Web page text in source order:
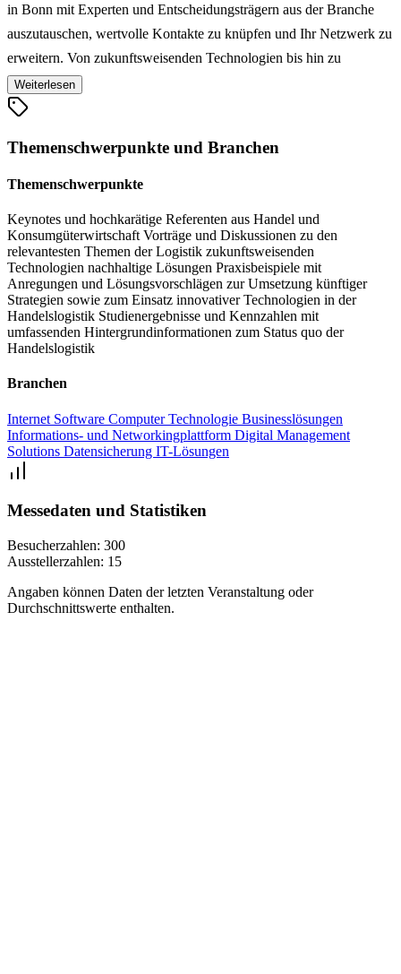
in Bonn mit Experten und Entscheidungsträgern aus der Branche
auszutauschen, wertvolle Kontakte zu knüpfen und Ihr Netzwerk zu
erweitern. Von zukunftsweisenden Technologien bis hin zu
nachhaltigen Lösungen – hier finden Sie Antworten auf die
drängendsten Fragen der Handelslogistik. Werden Sie Teil eines
Entwicklung der Branche stellt. Wir freuen uns darauf, Sie beim
Handelslogistik Kongress in Bonn begrüßen zu dürfen.
Weiterlesen
Themenschwerpunkte und Branchen
Themenschwerpunkte
Keynotes und hochkarätige Referenten aus Handel und
Konsumgüterwirtschaft Vorträge und Diskussionen zu den
relevantesten Themen der Logistik zukunftsweisenden
Technologien nachhaltige Lösungen Praxisbeispiele mit
Anregungen und Lösungsvorschlägen zur Umsetzung künftiger
Strategien sowie zum Einsatz innovativer Technologien in der
Handelslogistik Studienergebnisse und Kennzahlen mit
umfassenden Hintergrundinformationen zum Status quo der
Handelslogistik
Branchen
Internet Software Computer Technologie Businesslösungen
Informations- und Networkingplattform Digital Management
Solutions Datensicherung IT-Lösungen
Messedaten und Statistiken
Besucherzahlen: 300
Ausstellerzahlen: 15
Angaben können Daten der letzten Veranstaltung oder
Durchschnittswerte enthalten.